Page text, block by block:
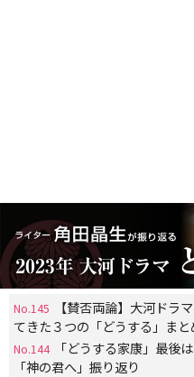
No.145
【賛否両論】大河ドラ
てきた３つの「どうする」まと
No.144
「どうする家康」最後
「神の君へ」振り返り